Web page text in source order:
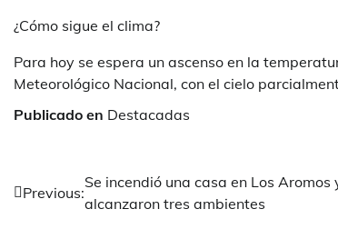
¿Cómo sigue el clima?
Para hoy se espera un ascenso en la
Meteorológico Nacional, con el cielo
Publicado en Destacadas
Navegación
Previous:
Se incendió una casa en Los Aromos
alcanzaron tres ambientes